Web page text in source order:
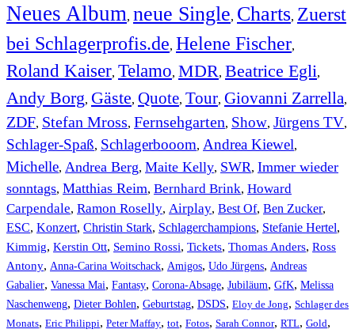
Neues Album, neue Single, Charts, Zuerst
bei Schlagerprofis.de, Helene Fischer,
Roland Kaiser, Telamo, MDR, Beatrice Egli,
Andy Borg, Gäste, Quote, Tour, Giovanni Zarrella,
ZDF, Stefan Mross, Fernsehgarten, Show, Jürgens TV,
Schlager-Spaß, Schlagerbooom, Andrea Kiewel,
Michelle, Andrea Berg, Maite Kelly, SWR, Immer wieder
sonntags, Matthias Reim, Bernhard Brink, Howard
Carpendale, Ramon Roselly, Airplay, Best Of, Ben Zucker,
ESC, Konzert, Christin Stark, Schlagerchampions, Stefanie Hertel,
Kimmig, Kerstin Ott, Semino Rossi, Tickets, Thomas Anders, Ross
Antony, Anna-Carina Woitschack, Amigos, Udo Jürgens, Andreas
Gabalier, Vanessa Mai, Fantasy, Corona-Absage, Jubiläum, GfK, Melissa
Naschenweng, Dieter Bohlen, Geburtstag, DSDS, Eloy de Jong, Schlager des
Monats, Eric Philippi, Peter Maffay, tot, Fotos, Sarah Connor, RTL, Gold,